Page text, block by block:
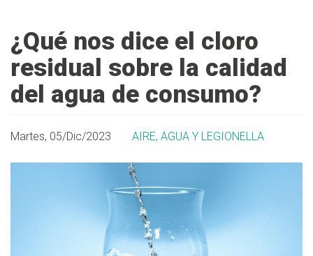
¿Qué nos dice el cloro
residual sobre la calidad
del agua de consumo?
Martes, 05/Dic/2023 AIRE, AGUA Y LEGIONELLA